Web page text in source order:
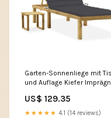
Garten-Sonnenliege mit
und Auflage Kiefer
US$ 129.35
★★★★★ 4.1 (14 reviews)